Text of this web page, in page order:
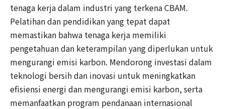
tenaga kerja dalam industri yang terkena CBAM.
Pelatihan dan pendidikan yang tepat dapat
memastikan bahwa tenaga kerja memiliki
pengetahuan dan keterampilan yang diperlukan untuk
mengurangi emisi karbon. Mendorong investasi dalam
teknologi bersih dan inovasi untuk meningkatkan
efisiensi energi dan mengurangi emisi karbon, serta
memanfaatkan program pendanaan internasional